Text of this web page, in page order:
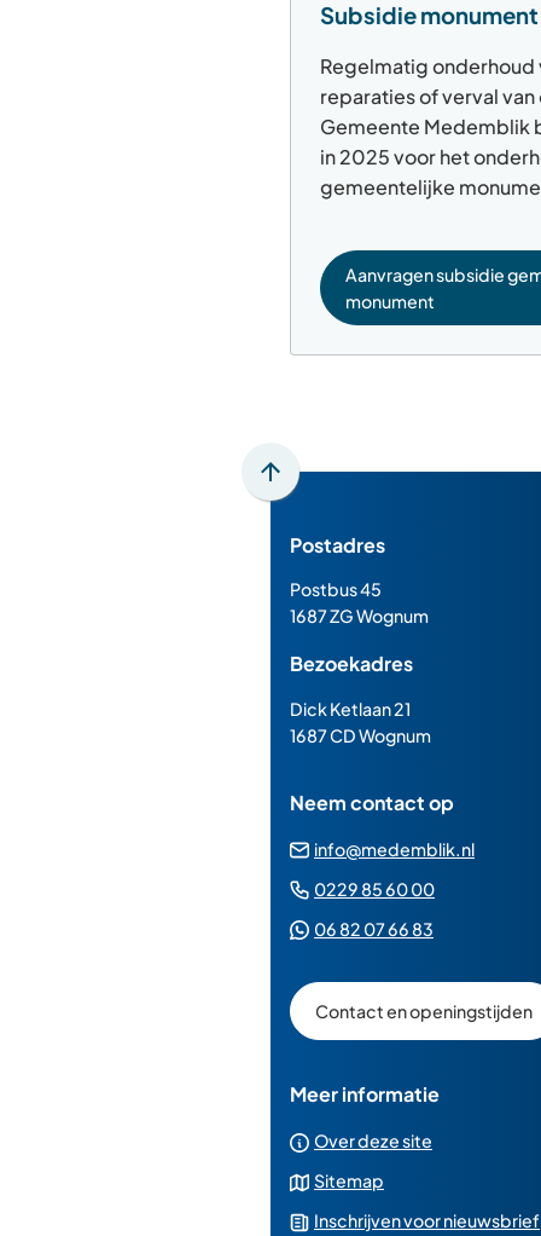
Subsidie monument
Regelmatig
reparaties of verval
Gemeente Medemblik
in 2025 voor het
gemeentelijke
Aanvragen subsidie
monument
Scroll
boven
het
van
de
paginainhoud
Postadres
Postbus 45
1687 ZG Wognum
Bezoekadres
Dick Ketlaan 21
1687 CD Wognum
Neem contact op
info@medemblik.nl
0229 85 60 00(Verwijst
06 82 07 66 83
een
Whatsapp
Contact en openingstijden
Meer informatie
Over deze site
Sitemap
Inschrijven voor nieuwsbrief